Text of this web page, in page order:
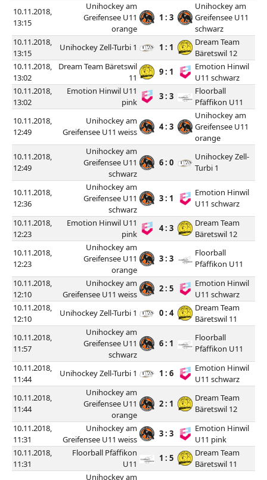
10.11.2018,
13:15
Unihockey am
Greifensee U11
orange
1 : 3
Unihockey am
Greifensee U11
schwarz
10.11.2018,
13:15
Unihockey Zell-Turbi 1 1 : 1
Dream Team
Bäretswil 12
10.11.2018,
13:02
Dream Team Bäretswil
11
9 : 1
Emotion Hinwil
U11 schwarz
10.11.2018,
13:02
Emotion Hinwil U11
pink
3 : 3
Floorball
Pfäffikon U11
10.11.2018,
12:49
Unihockey am
Greifensee U11 weiss
4 : 3
Unihockey am
Greifensee U11
orange
10.11.2018,
12:49
Unihockey am
Greifensee U11
schwarz
6 : 0
Unihockey Zell-
Turbi 1
10.11.2018,
12:36
Unihockey am
Greifensee U11
schwarz
3 : 1
Emotion Hinwil
U11 schwarz
10.11.2018,
12:23
Emotion Hinwil U11
pink
4 : 3
Dream Team
Bäretswil 12
10.11.2018,
12:23
Unihockey am
Greifensee U11
orange
3 : 3
Floorball
Pfäffikon U11
10.11.2018,
12:10
Unihockey am
Greifensee U11 weiss
2 : 5
Emotion Hinwil
U11 schwarz
10.11.2018,
12:10
Unihockey Zell-Turbi 1 0 : 4
Dream Team
Bäretswil 11
10.11.2018,
11:57
Unihockey am
Greifensee U11
schwarz
6 : 1
Floorball
Pfäffikon U11
10.11.2018,
11:44
Unihockey Zell-Turbi 1 1 : 6
Emotion Hinwil
U11 schwarz
10.11.2018,
11:44
Unihockey am
Greifensee U11
orange
2 : 1
Dream Team
Bäretswil 12
10.11.2018,
11:31
Unihockey am
Greifensee U11 weiss
3 : 3
Emotion Hinwil
U11 pink
10.11.2018,
11:31
Floorball Pfäffikon
U11
1 : 5
Dream Team
Bäretswil 11
Unihockey am